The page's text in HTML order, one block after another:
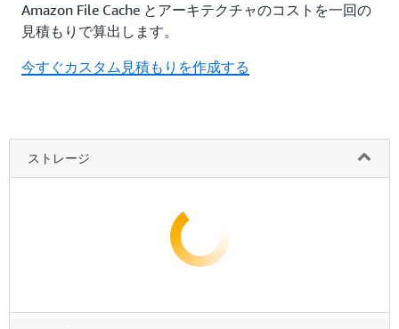
Amazon File Cache とアーキテクチャのコストを一回の
見積もりで算出します。
今すぐカスタム見積もりを作成する
ストレージ